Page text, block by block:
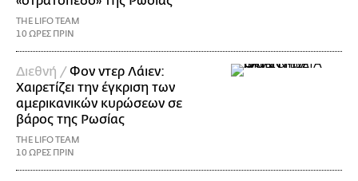
THE LIFO TEAM
10 ΩΡΕΣ ΠΡΙΝ
Διεθνή / Φον ντερ Λάιεν:
Χαιρετίζει την έγκριση των
αμερικανικών κυρώσεων σε
βάρος της Ρωσίας
THE LIFO TEAM
10 ΩΡΕΣ ΠΡΙΝ